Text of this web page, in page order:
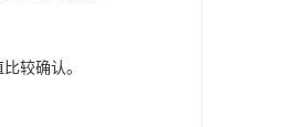
较确认。